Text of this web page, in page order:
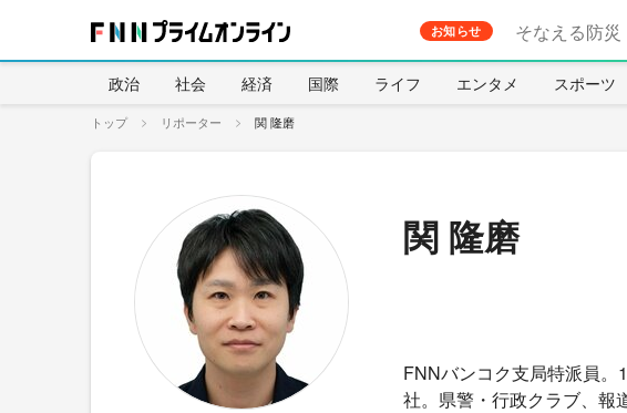
お知らせ そなえる防災
政治 社会 経済 国際 ライフ エンタメ スポーツ
トップ リポーター 関 隆磨
関 隆磨
FNNバンコク支局特派員。
社。県警・行政クラブ、報